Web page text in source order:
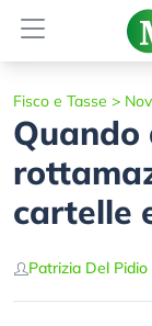
Fisco e Tasse >
cartelle
Patrizia Del Pidio